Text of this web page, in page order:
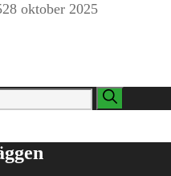
28 oktober 2025